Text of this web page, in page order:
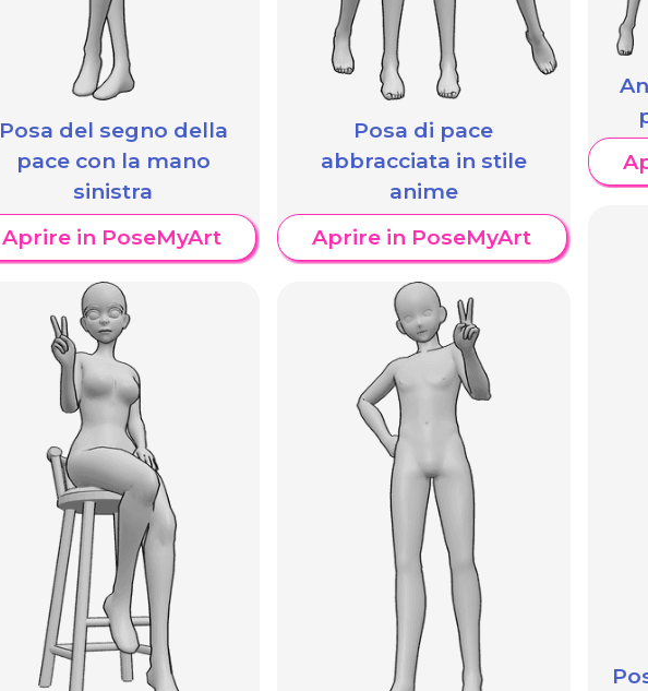
Posa del segno della
pace con la mano
sinistra
Aprire in PoseMyArt
Posa di pace
abbracciata in stile
anime
Aprire in PoseMyArt